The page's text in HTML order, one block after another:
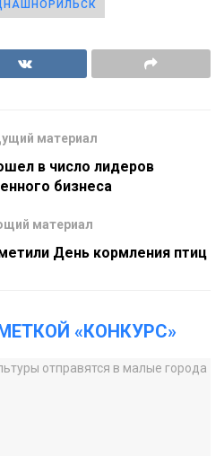
материал
в число лидеров
бизнеса
материал
День кормления птиц
«КОНКУРС»